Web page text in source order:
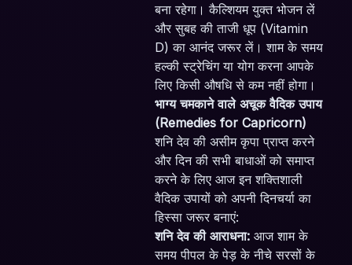
बना रहेगा। कैल्शियम युक्त भोजन लें
और सुबह की ताजी धूप (Vitamin
D) का आनंद जरूर लें। शाम के समय
हल्की स्ट्रेचिंग या योग करना आपके
लिए किसी औषधि से कम नहीं होगा।
भाग्य चमकाने वाले अचूक वैदिक उपाय
(Remedies for Capricorn)
शनि देव की असीम कृपा प्राप्त करने
और दिन की सभी बाधाओं को समाप्त
करने के लिए आज इन शक्तिशाली
वैदिक उपायों को अपनी दिनचर्या का
हिस्सा जरूर बनाएं:
शनि देव की आराधना: आज शाम के
समय पीपल के पेड़ के नीचे सरसों के